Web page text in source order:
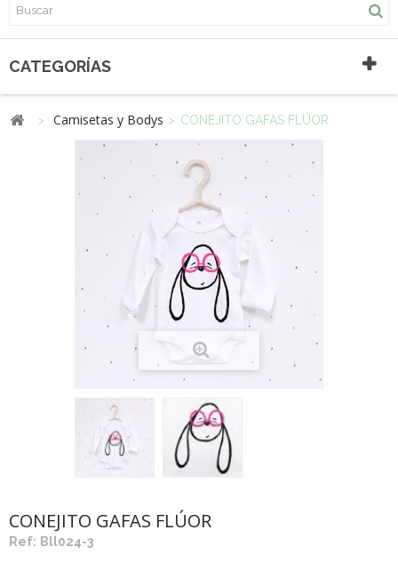
CATEGORÍAS
> Camisetas y Bodys > CONEJITO GAFAS FLÚOR
CONEJITO GAFAS FLÚOR
Ref: Bll024-3